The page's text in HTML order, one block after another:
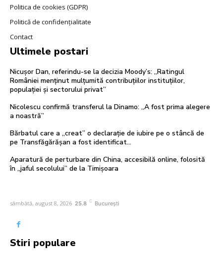
Politica de cookies (GDPR)
Politică de confidențialitate
Contact
Ultimele postari
Nicușor Dan, referindu-se la decizia Moody’s: „Ratingul
României menținut mulțumită contribuțiilor instituțiilor,
populației și sectorului privat”
Nicolescu confirmă transferul la Dinamo: „A fost prima alegere
a noastră”
Bărbatul care a „creat” o declarație de iubire pe o stâncă de
pe Transfăgărășan a fost identificat…
Aparatură de perturbare din China, accesibilă online, folosită
în „jaful secolului” de la Timișoara
sâmbătă, august 8, 2026 25.8 C București
Stiri populare